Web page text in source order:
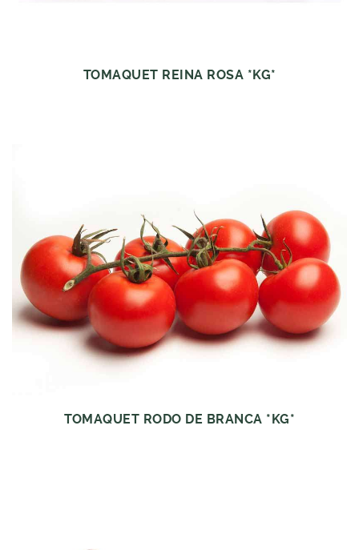
TOMAQUET REINA ROSA *KG*
TOMAQUET RODO DE BRANCA *KG*